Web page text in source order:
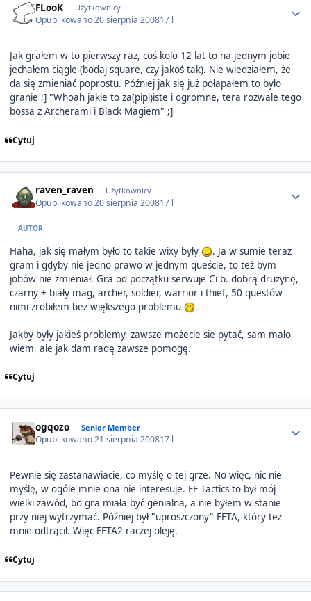
FLooK Użytkownicy
Opublikowano20 sierpnia 200817 l
Jak grałem w to pierwszy raz, coś kolo 12 lat to na jednym jobie
jechałem ciągle (bodaj square, czy jakoś tak). Nie wiedziałem, że
da się zmieniać poprostu. Później jak się już połapałem to było
granie ;] "Whoah jakie to za(pipi)iste i ogromne, tera rozwale tego
bossa z Archerami i Black Magiem" ;]
Cytuj
raven_raven Użytkownicy
Opublikowano20 sierpnia 200817 l
AUTOR
Haha, jak się małym było to takie wixy były
. Ja w sumie teraz
gram i gdyby nie jedno prawo w jednym queście, to też bym
jobów nie zmieniał. Gra od początku serwuje Ci b. dobrą drużynę,
czarny + biały mag, archer, soldier, warrior i thief, 50 questów
nimi zrobiłem bez większego problemu
.
Jakby były jakieś problemy, zawsze możecie sie pytać, sam mało
wiem, ale jak dam radę zawsze pomogę.
Cytuj
ogqozo Senior Member
Opublikowano21 sierpnia 200817 l
Pewnie się zastanawiacie, co myślę o tej grze. No więc, nic nie
myślę, w ogóle mnie ona nie interesuje. FF Tactics to był mój
wielki zawód, bo gra miała być genialna, a nie byłem w stanie
przy niej wytrzymać. Później był "uproszczony" FFTA, który też
mnie odtrącił. Więc FFTA2 raczej oleję.
Cytuj